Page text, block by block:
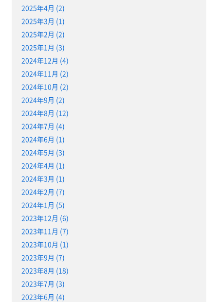
2025年4月 (2)
2025年3月 (1)
2025年2月 (2)
2025年1月 (3)
2024年12月 (4)
2024年11月 (2)
2024年10月 (2)
2024年9月 (2)
2024年8月 (12)
2024年7月 (4)
2024年6月 (1)
2024年5月 (3)
2024年4月 (1)
2024年3月 (1)
2024年2月 (7)
2024年1月 (5)
2023年12月 (6)
2023年11月 (7)
2023年10月 (1)
2023年9月 (7)
2023年8月 (18)
2023年7月 (3)
2023年6月 (4)